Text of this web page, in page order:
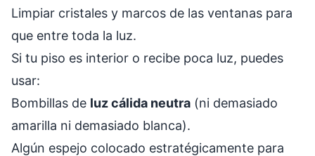
Limpiar cristales y marcos de las ventanas para
que entre toda la luz.
Si tu piso es interior o recibe poca luz, puedes
usar:
Bombillas de luz cálida neutra (ni demasiado
amarilla ni demasiado blanca).
Algún espejo colocado estratégicamente para